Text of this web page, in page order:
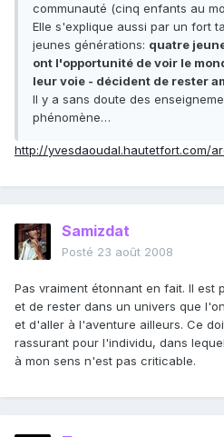
communauté (cinq enfants au
Elle s'explique aussi par un fort
jeunes générations: quatre
ont l'opportunité de voir le
leur voie - décident de rester
Il y a sans doute des
phénomène…
http://yvesdaoudal.hautetfort.com/
Samizdat
Posté 23 août 2008
Pas vraiment étonnant en fait. Il est
et de rester dans un univers que
et d'aller à l'aventure ailleurs. Ce
rassurant pour l'individu, dans
à mon sens n'est pas criticable.